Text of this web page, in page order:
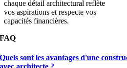
chaque détail architectural reflète
vos aspirations et respecte vos
capacités financières.
FAQ
Quels sont les avantages d'une